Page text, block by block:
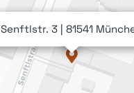
Senftlstr. 3 | 81541